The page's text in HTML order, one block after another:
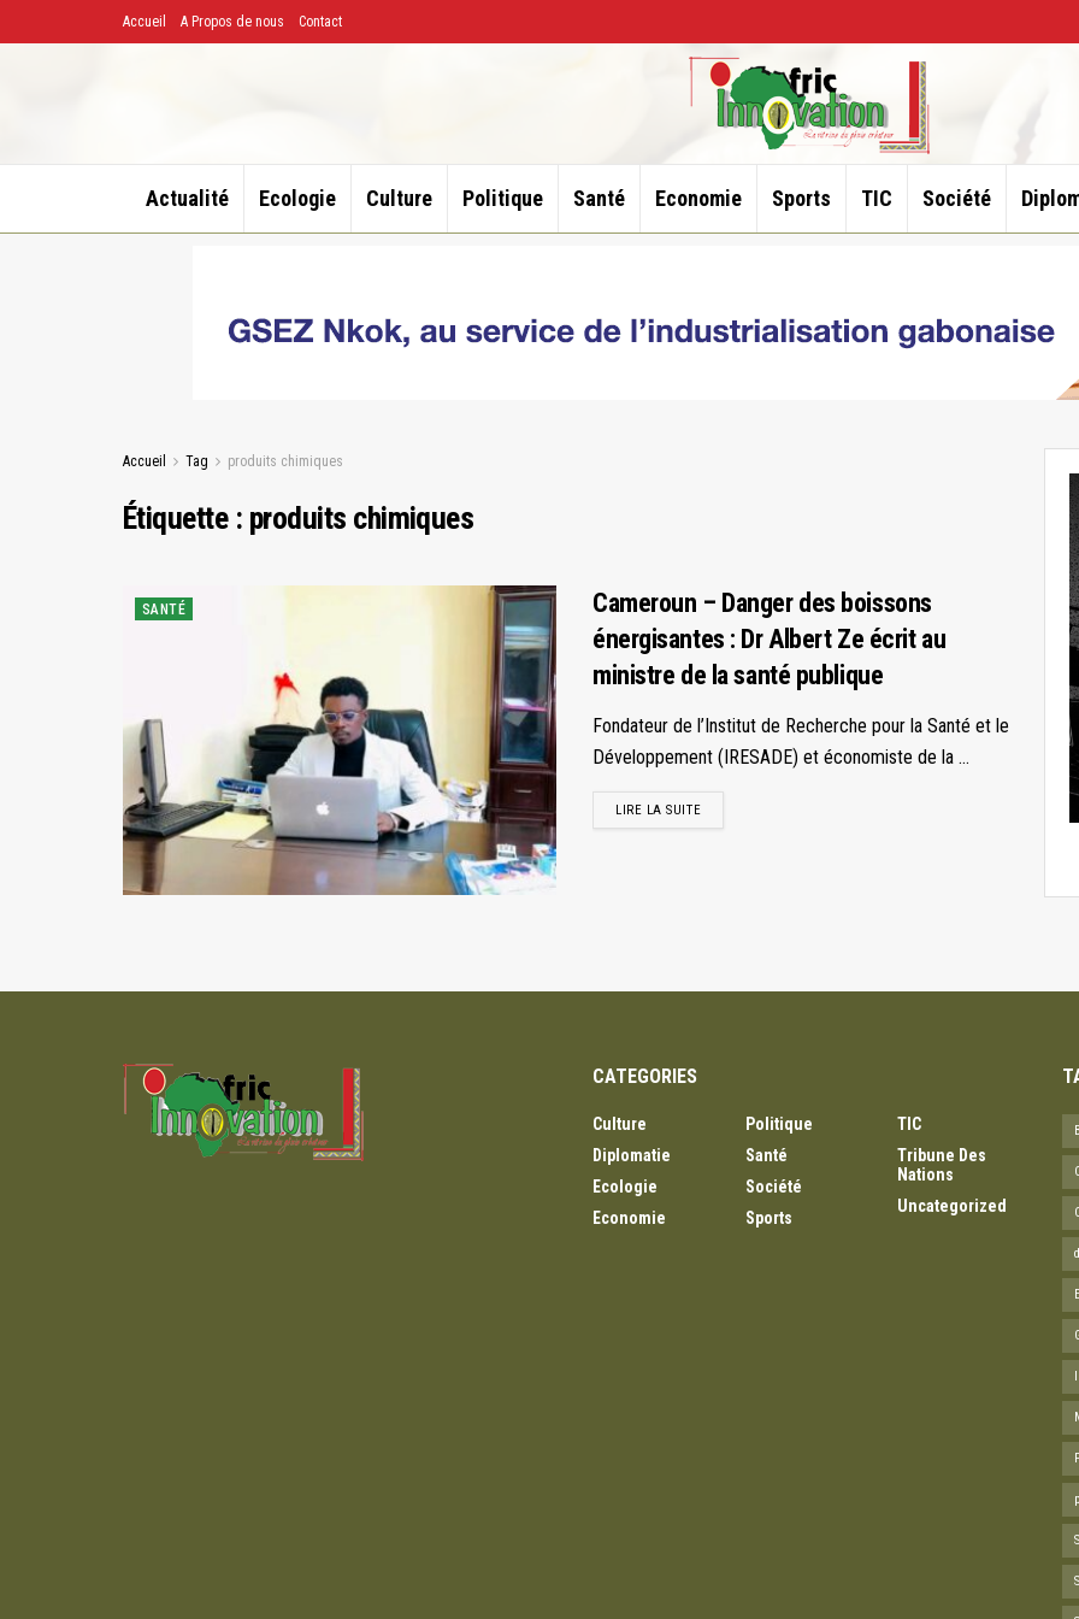
Accueil A Propos de nous Contact
Actualité Ecologie Culture Politique Santé Economie Sports TIC Société
Accueil Tag produits chimiques
Étiquette : produits chimiques
SANTÉ
Cameroun – Danger des boissons
énergisantes : Dr Albert Ze écrit au
ministre de la santé publique
Fondateur de l’Institut de Recherche pour la Santé et le
Développement (IRESADE) et économiste de la ...
LIRE LA SUITE
CATEGORIES
Culture
Diplomatie
Ecologie
Economie
Politique
Santé
Société
Sports
TIC
Tribune Des
Nations
Uncategorized